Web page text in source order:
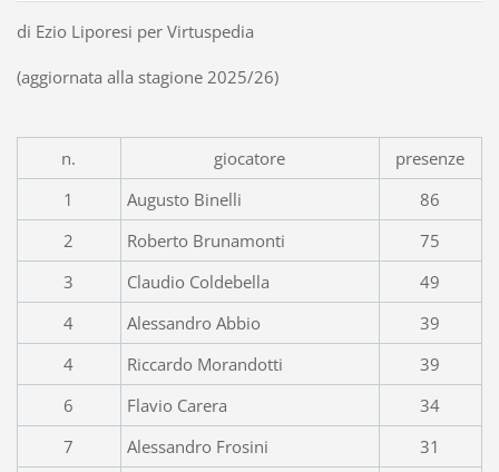
di Ezio Liporesi per Virtuspedia
(aggiornata alla stagione 2025/26)
n. giocatore
presenze
1
Augusto Binelli
86
2
Roberto Brunamonti
75
3
Claudio Coldebella
49
4
Alessandro Abbio
39
4
Riccardo Morandotti
39
6
Flavio Carera
34
7
Alessandro Frosini
31